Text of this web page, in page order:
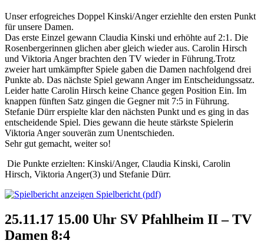
Unser erfogreiches Doppel Kinski/Anger erziehlte den ersten Punkt
für unsere Damen.
Das erste Einzel gewann Claudia Kinski und erhöhte auf 2:1. Die
Rosenbergerinnen glichen aber gleich wieder aus. Carolin Hirsch
und Viktoria Anger brachten den TV wieder in Führung.Trotz
zweier hart umkämpfter Spiele gaben die Damen nachfolgend drei
Punkte ab. Das nächste Spiel gewann Anger im Entscheidungssatz.
Leider hatte Carolin Hirsch keine Chance gegen Position Ein. Im
knappen fünften Satz gingen die Gegner mit 7:5 in Führung.
Stefanie Dürr erspielte klar den nächsten Punkt und es ging in das
entscheidende Spiel. Dies gewann die heute stärkste Spielerin
Viktoria Anger souverän zum Unentschieden.
Sehr gut gemacht, weiter so!
Die Punkte erzielten: Kinski/Anger, Claudia Kinski, Carolin
Hirsch, Viktoria Anger(3) und Stefanie Dürr.
Spielbericht (pdf)
25.11.17 15.00 Uhr SV Pfahlheim II – TV
Damen 8:4